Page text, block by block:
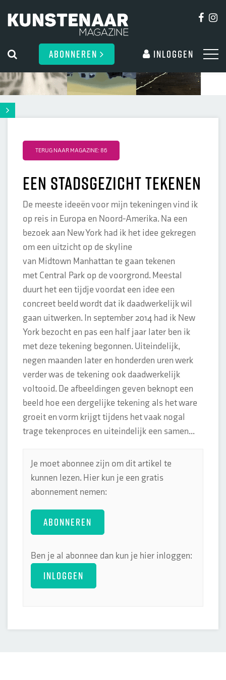
ABONNEREN Inloggen
TERUG NAAR MAGAZINE: 86
Een stadsgezicht tekenen
De meeste ideeën voor mijn tekeningen vind ik
op reis in Europa en Noord-Amerika. Na een
bezoek aan New York had ik het idee gekregen
om een uitzicht op de skyline
van Midtown Manhattan te gaan tekenen
met Central Park op de voorgrond. Meestal
duurt het een tijdje voordat een idee een
concreet beeld wordt dat ik daadwerkelijk wil
gaan uitwerken. In september 2014 had ik New
York bezocht en pas een half jaar later ben ik
met deze tekening begonnen. Uiteindelijk,
negen maanden later en honderden uren werk
verder was de tekening ook daadwerkelijk
voltooid. De afbeeldingen geven beknopt een
beeld hoe een dergelijke tekening als het ware
groeit en vorm krijgt tijdens het vaak nogal
trage tekenproces en uiteindelijk een samen...
Je moet abonnee zijn om dit artikel te
kunnen lezen. Hier kun je een gratis
abonnement nemen:
ABONNEREN
Ben je al abonnee dan kun je hier inloggen:
INLOGGEN